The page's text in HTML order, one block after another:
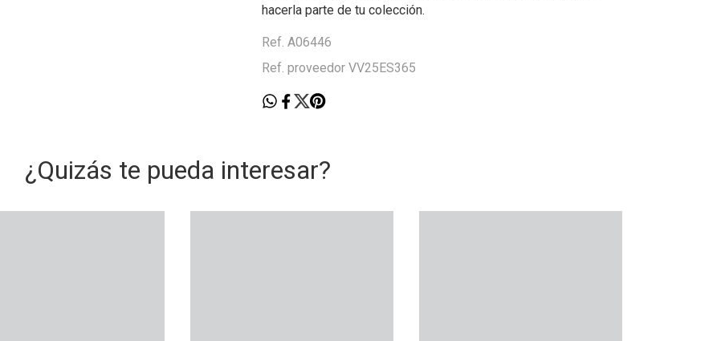
hacerla parte de tu colección.
Ref. A06446
Ref. proveedor VV25ES365
¿Quizás te pueda interesar?